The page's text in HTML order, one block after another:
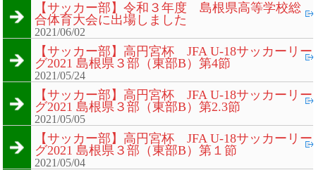
【サッカー部】令和３年度 島根県高等学校総
合体育大会に出場しました
2021/06/02
【サッカー部】高円宮杯 JFA U-18サッカーリー
グ2021 島根県３部（東部B）第4節
2021/05/24
【サッカー部】高円宮杯 JFA U-18サッカーリー
グ2021 島根県３部（東部B）第2.3節
2021/05/05
【サッカー部】高円宮杯 JFA U-18サッカーリー
グ2021 島根県３部（東部B）第１節
2021/05/04